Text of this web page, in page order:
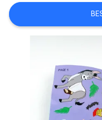
PRIVACY
POLICY